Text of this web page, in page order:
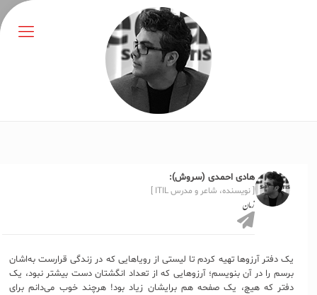
هادی احمدی (سروش):
[ نویسنده، شاعر و مدرس ITIL ]
زمان
یک دفتر آرزوها تهیه کردم تا لیستی از رویاهایی که در زندگی قرارست به‌اشان
برسم را در آن بنویسم؛ آرزو‌هایی که از تعداد انگشتان دست بیشتر نبود، یک
دفتر که هیچ، یک صفحه هم برایشان زیاد بود! هرچند خوب می‌دانم برای